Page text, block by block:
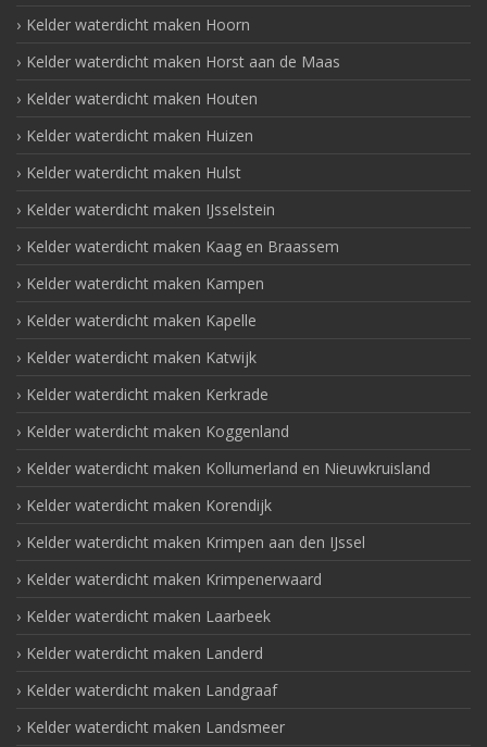
Kelder waterdicht maken Hoorn
Kelder waterdicht maken Horst aan de Maas
Kelder waterdicht maken Houten
Kelder waterdicht maken Huizen
Kelder waterdicht maken Hulst
Kelder waterdicht maken IJsselstein
Kelder waterdicht maken Kaag en Braassem
Kelder waterdicht maken Kampen
Kelder waterdicht maken Kapelle
Kelder waterdicht maken Katwijk
Kelder waterdicht maken Kerkrade
Kelder waterdicht maken Koggenland
Kelder waterdicht maken Kollumerland en Nieuwkruisland
Kelder waterdicht maken Korendijk
Kelder waterdicht maken Krimpen aan den IJssel
Kelder waterdicht maken Krimpenerwaard
Kelder waterdicht maken Laarbeek
Kelder waterdicht maken Landerd
Kelder waterdicht maken Landgraaf
Kelder waterdicht maken Landsmeer